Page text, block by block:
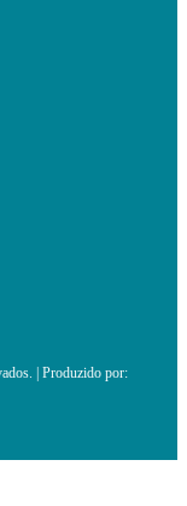
| Produzido por: